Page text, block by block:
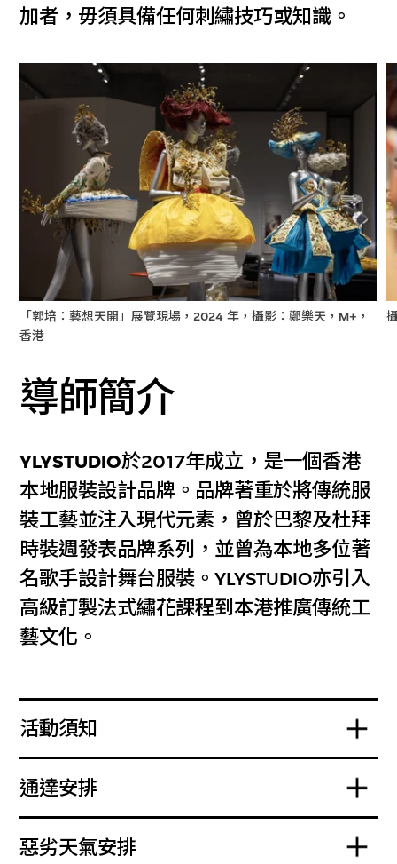
加者，毋須具備任何刺繡技巧或知識。
「郭培：藝想天開」展覽現場，2024 年，攝影：鄭樂天，M+，
香港
導師簡介
YLYSTUDIO於2017年成立，是一個香港
本地服裝設計品牌。品牌著重於將傳統服
裝工藝並注入現代元素，曾於巴黎及杜拜
時裝週發表品牌系列，並曾為本地多位著
名歌手設計舞台服裝。YLYSTUDIO亦引入
高級訂製法式繡花課程到本港推廣傳統工
藝文化。
活動須知
通達安排
惡劣天氣安排